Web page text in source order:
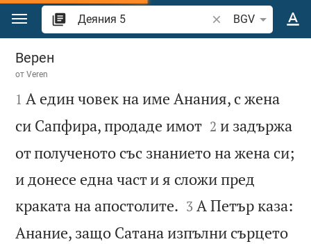
Преминете към съдържанието
Търсете стих или
BGV
Деяния 5
Верен
отVeren

1 А един човек на име Анания, с жена
си Сапфира, продаде имот
2 и задържа
от полученото със знанието на жена си;
и донесе една част и я сложи пред
краката на апостолите. 

3 А Петър каза:
Анание, защо Сатана изпълни сърцето